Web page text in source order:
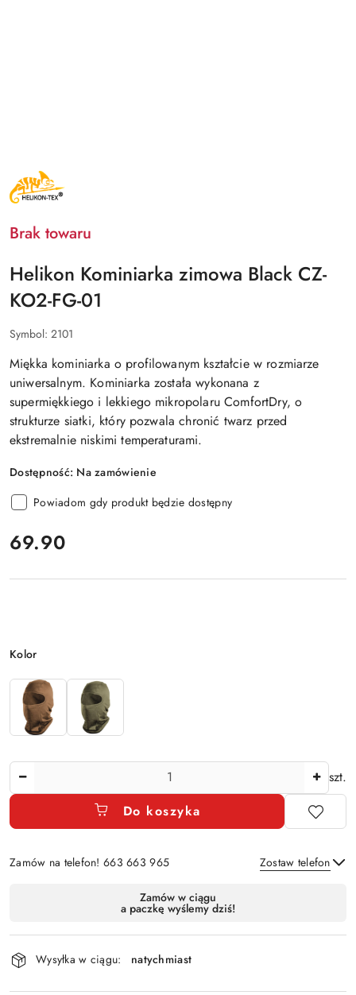
NAZWA
PRODUCENTA:
HELIKON
Brak towaru
Helikon Kominiarka zimowa Black CZ-
KO2-FG-01
Symbol: 2101
Miękka kominiarka o profilowanym kształcie w rozmiarze
uniwersalnym. Kominiarka została wykonana z
supermiękkiego i lekkiego mikropolaru ComfortDry, o
strukturze siatki, który pozwalachronić twarz przed
ekstremalnie niskimi temperaturami.
Dostępność: Na zamówienie
Powiadom gdy produkt będzie dostępny
cena:
69.90
Wariant
Kolor
szt.
Do koszyka
Zamów na telefon! 663 663 965 Zostaw telefon
Wyślij
dostawa
Zamów w ciągu
a paczkę wyślemy dziś!
Wysyłka w ciągu: natychmiast